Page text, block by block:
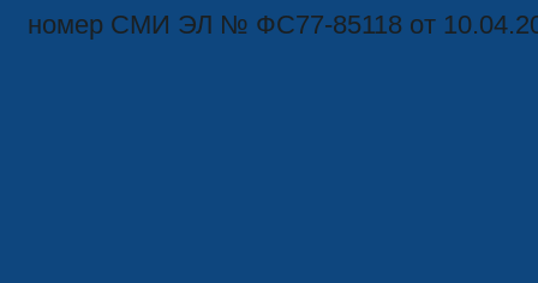
номер СМИ ЭЛ № ФС77-85118 от